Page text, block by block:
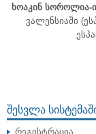
ხოაკინ სოროლია-
ვალენსიაში
ᲨᲔᲡᲕᲚᲐ
რეგისტრაცია